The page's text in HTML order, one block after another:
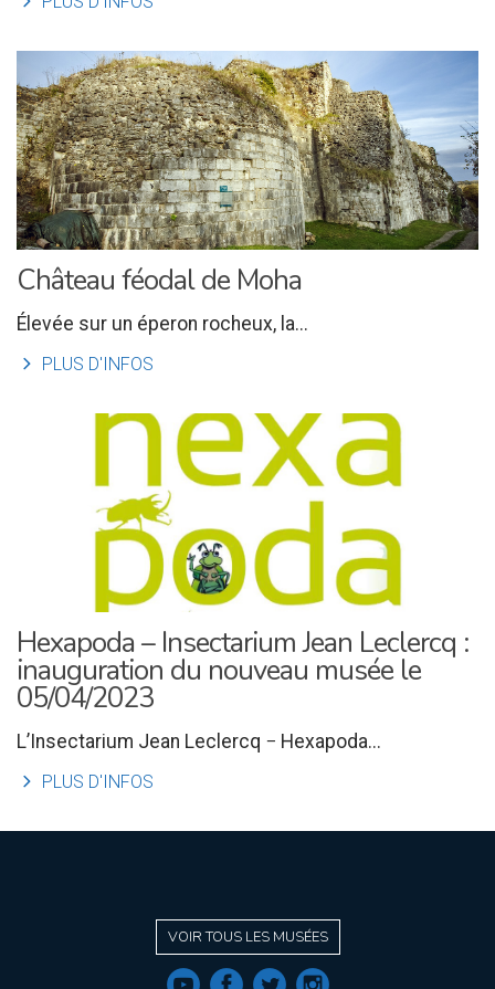
Château féodal de Moha
Élevée sur un éperon rocheux, la...
l PLUS D'INFOS
Hexapoda – Insectarium Jean Leclercq :
inauguration du nouveau musée le
05/04/2023
L’Insectarium Jean Leclercq − Hexapoda...
l PLUS D'INFOS
VOIR TOUS LES MUSÉES